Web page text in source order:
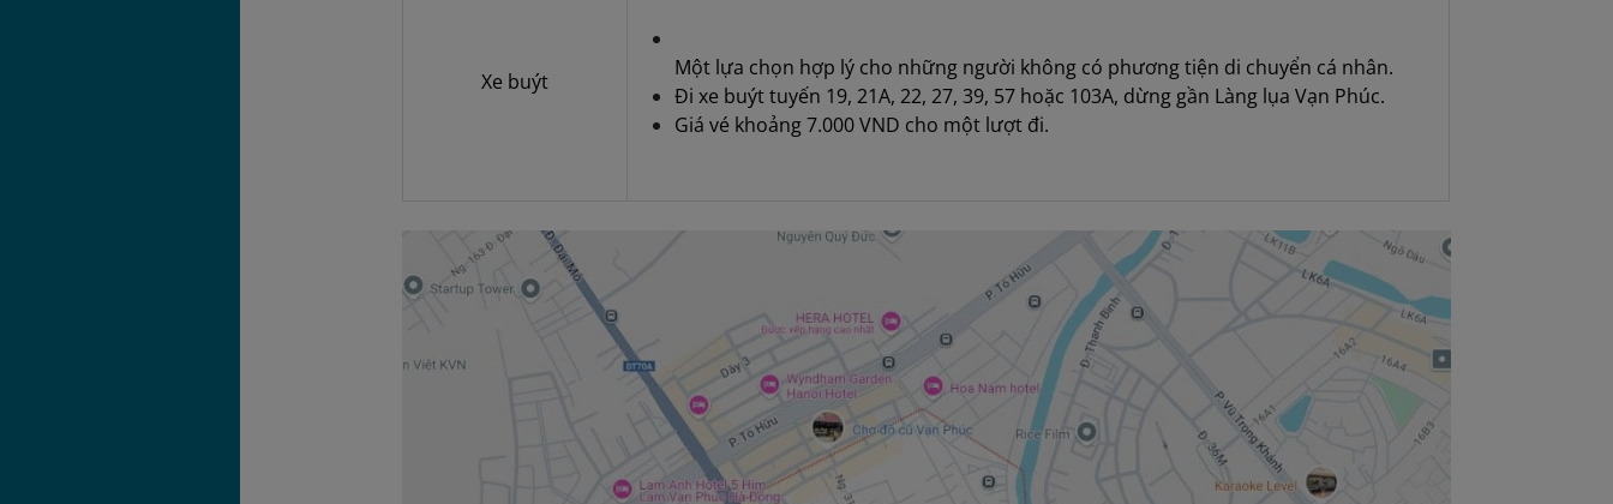
Xe buýt
Một lựa chọn hợp lý cho những người không có phương tiện di chuyển cá nhân.
Đi xe buýt tuyến 19, 21A, 22, 27, 39, 57 hoặc 103A, dừng gần Làng lụa Vạn Phúc.
Giá vé khoảng 7.000 VND cho một lượt đi.